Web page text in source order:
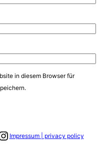
in diesem Browser für
zum Instagram Account
Impressum | privacy policy